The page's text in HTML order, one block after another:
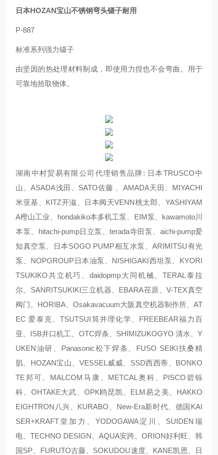
日本HOZAN宝山不锈钢弯头镊子耐用
P-887
标准系列强力镊子
由坚因的热处理材料制成，即使用力捏也不会弯曲。用于
可靠地拾取物体。
湖南中村贸易有限公司代理销售品牌: 日本TRUSCO中
山、ASADA浅田、SATO佐藤 、AMADA天田、MIYACHI
米亚基、KITZ开滋、日本阀天VENN桃太郎、YASHIYAM
A樫山工业、hondakiko本多机工泵、EIM泵、kawamoto川
本泵、hitachi-pump日立泵、terada寺田泵、aichi-pump爱
知真空泵、日本SOGO PUMP相互水泵、ARIMITSU有光
泵、NOPGROUP日本油泵、NISHIGAKI西坦泵、KYORI
TSUKIKO共立机巧、daidopmp大同机械、TERAL泰拉
尔、SANRITSUKIKI三立机器、EBARA荏原、V-TEX真空
阀门、HORIBA、Osakavacuum大阪真空机器制作所、AT
EC 爱泰克、TSUTSUI筒井理化学、FREEBEAR福力百
亚、ISB井口机工、OTC焊条、SHIMIZUKOGYO 清水、Y
UKEN油研、Panasonic松下焊条、FUSO SEIKI扶桑精
肌、HOZAN宝山、VESSEL威威、SSD西西蒂、BONKO
TE邦可、MALCOM马康、METCAL奥科、PISCO碧铄
科、OHTAKE大武、OPK鸥琵凯、ELM易之美、HAKKO
EIGHTRON八兴、KURABO、New-Era新时代、德国KAI
SER+KRAFT皇加力、YODOGAWA淀川、SUIDEN瑞
电、TECHNO DESIGN、AQUA安跨、ORION好利旺、韩
国SP、FURUTO古藤、SOKUDOU速度、KANE凯恩、日